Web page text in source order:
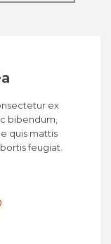
ex
bibendum,
quis mattis
feugiat.